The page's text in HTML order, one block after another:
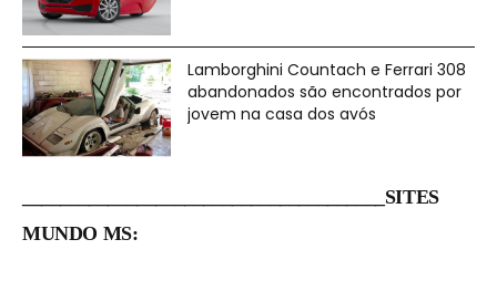
Lamborghini Countach e Ferrari 308
abandonados são encontrados por
jovem na casa dos avós
______________________________________SITES
MUNDO MS: